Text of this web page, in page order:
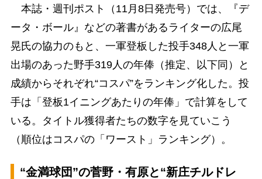
本誌・週刊ポスト（11月8日発売号）では、『デ
ータ・ボール』などの著書があるライターの広尾
晃氏の協力のもと、一軍登板した投手348人と一軍
出場のあった野手319人の年俸（推定、以下同）と
成績からそれぞれ“コスパ”をランキング化した。投
手は「登板1イニングあたりの年俸」で計算をして
いる。タイトル獲得者たちの数字を見ていこう
（順位はコスパの「ワースト」ランキング）。
“金満球団”の菅野・有原と“新庄チルドレ